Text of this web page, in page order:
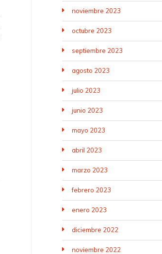
noviembre 2023
octubre 2023
septiembre 2023
agosto 2023
julio 2023
junio 2023
mayo 2023
abril 2023
marzo 2023
febrero 2023
enero 2023
diciembre 2022
noviembre 2022